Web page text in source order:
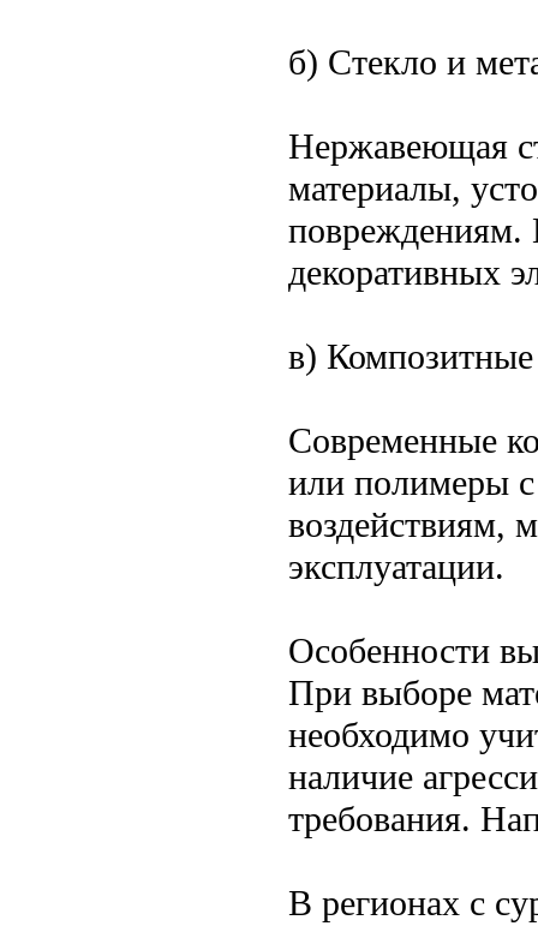
б) Стекло и
Нержавеющая
материалы,
повреждениям.
декоративных
в)
Современные
или полимеры
воздействиям,
эксплуатации.
Особенности
При выборе
необходимо
наличие
требования.
В регионах с